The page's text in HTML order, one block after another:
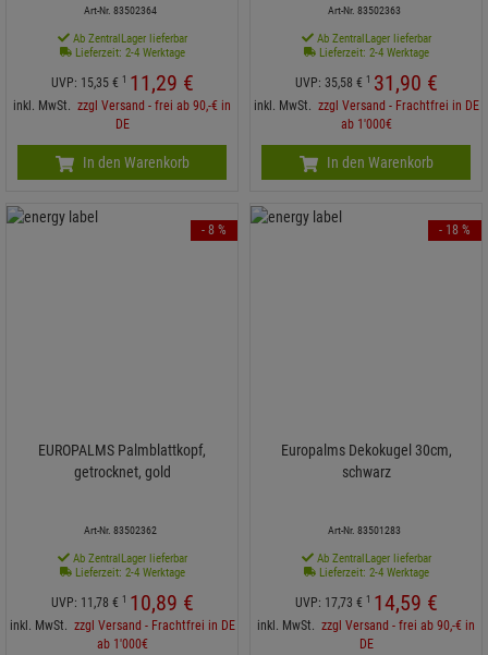
Art-Nr. 83502364
Ab ZentralLager lieferbar
Lieferzeit: 2-4 Werktage
UVP: 15,35 € 1 11,29 €
inkl. MwSt. zzgl Versand - frei ab 90,-€ in
DE
In den Warenkorb
Art-Nr. 83502363
Ab ZentralLager lieferbar
Lieferzeit: 2-4 Werktage
UVP: 35,58 € 1 31,90 €
inkl. MwSt. zzgl Versand - Frachtfrei in DE
ab 1'000€
In den Warenkorb
EUROPALMS Palmblattkopf,
getrocknet, gold
Art-Nr. 83502362
Ab ZentralLager lieferbar
Lieferzeit: 2-4 Werktage
UVP: 11,78 € 1 10,89 €
inkl. MwSt. zzgl Versand - Frachtfrei in DE
ab 1'000€
- 8 %
Europalms Dekokugel 30cm,
schwarz
Art-Nr. 83501283
Ab ZentralLager lieferbar
Lieferzeit: 2-4 Werktage
UVP: 17,73 € 1 14,59 €
inkl. MwSt. zzgl Versand - frei ab 90,-€ in
DE
- 18 %